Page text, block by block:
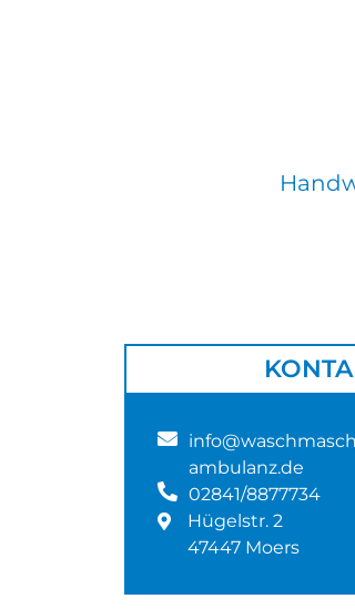
ambulanz.de
02841/8877734
Hügelstr. 2
47447 Moers